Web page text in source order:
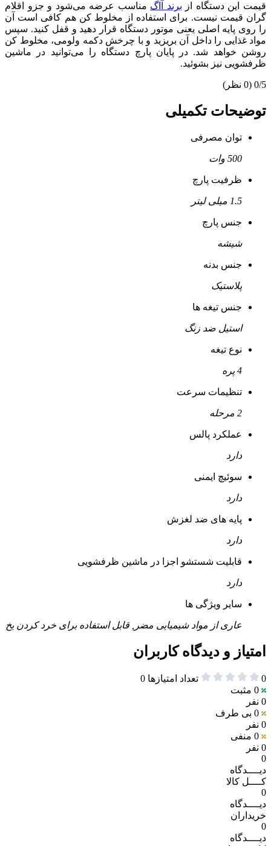
قیمت این دستگاه از برند آاگ مناسب عرضه می‌شود و جزو اقلام
گران قیمت نیست. برای استفاده از مخلوط کن هم کافی است آن
را روی پایه اصلی یعنی موتور دستگاه قرار دهید و قفل کنید. سپس
مواد غذایی را داخل آن بریزید و با چرخش دکمه ولومی، مخلوط کن
روشن خواهد شد. در پایان پارچ دستگاه را می‌توانید در ماشین
ظرفشویی نیز بشوئید.
0/5 (0 نظر)
توضیحات تکمیلی
توان مصرفی
500 وات
ظرفیت پارچ
1.5 میلی لیتر
جنس پارچ
شیشه
جنس بدنه
پلاستیک
جنس تیغه ها
استیل ضد زنگ
نوع تیغه
4 پره
تنظیمات سرعت
2 مرحله
عملکرد پالس
دارد
سوئیچ ایمنی
دارد
پایه های ضد لغزش
دارد
قابلیت شستشو اجزا در ماشین ظرفشویی
دارد
سایر ویژگی ها
عاری از مواد شیمیایی مضر, قابل استفاده برای خرد کردن یخ
امتیاز و دیدگاه کاربران
0 تعداد امتیازها 0
0 مثبت
0 نفر
0 بی طرف
0 نفر
0 منفی
0 نفر
0
دیــــدگاه
کــــل کالا
0
دیــــدگاه
خریداران
0
دیــــدگاه